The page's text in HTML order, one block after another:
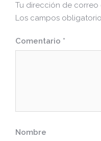
Tu dirección de
Los campos
Comentario *
Nombre